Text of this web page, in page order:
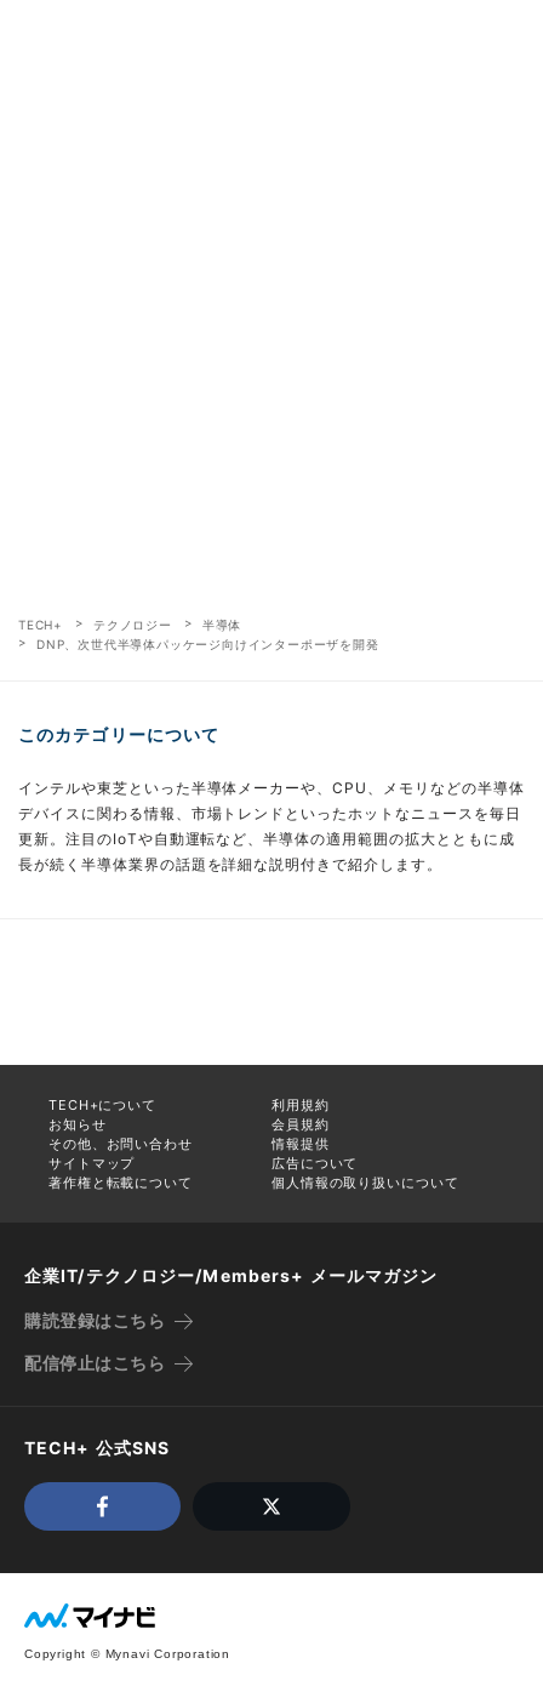
TECH+ テクノロジー
半導体
DNP、次世代半導体パッケージ向けインターポーザを開発
このカテゴリーについて
インテルや東芝といった半導体メーカーや、CPU、メモリなどの半導体
デバイスに関わる情報、市場トレンドといったホットなニュースを毎日
更新。注目のIoTや自動運転など、半導体の適用範囲の拡大とともに成
長が続く半導体業界の話題を詳細な説明付きで紹介します。
TECH+について
利用規約
お知らせ
会員規約
その他、お問い合わせ
情報提供
サイトマップ
広告について
著作権と転載について
個人情報の取り扱いについて
企業IT/テクノロジー/Members+ メールマガジン
購読登録はこちら
配信停止はこちら
TECH+ 公式SNS
Copyright © Mynavi Corporation